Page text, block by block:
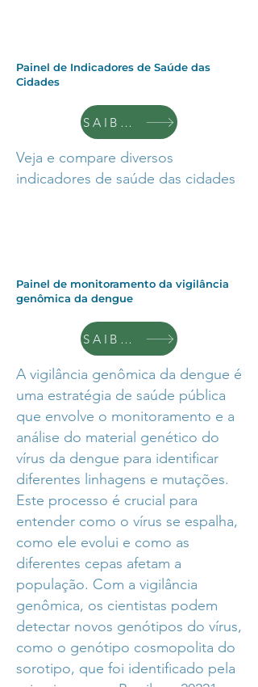
Painel de Indicadores de Saúde das
Cidades
SAIBA +
Veja e compare diversos
indicadores de saúde das cidades
Painel de monitoramento da vigilância
genômica da dengue
SAIBA +
A vigilância genômica da dengue é
uma estratégia de saúde pública
que envolve o monitoramento e a
análise do material genético do
vírus da dengue para identificar
diferentes linhagens e mutações.
Este processo é crucial para
entender como o vírus se espalha,
como ele evolui e como as
diferentes cepas afetam a
população. Com a vigilância
genômica, os cientistas podem
detectar novos genótipos do vírus,
como o genótipo cosmopolita do
sorotipo, que foi identificado pela